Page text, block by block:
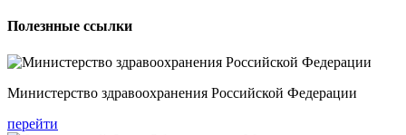
Полезнные ссылки
Министерство здравоохранения Российской Федерации
перейти